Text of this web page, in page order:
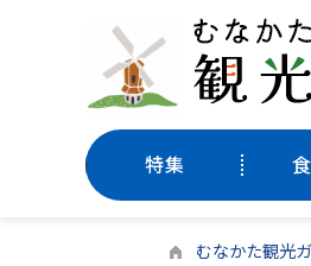
特集
むなかた観光